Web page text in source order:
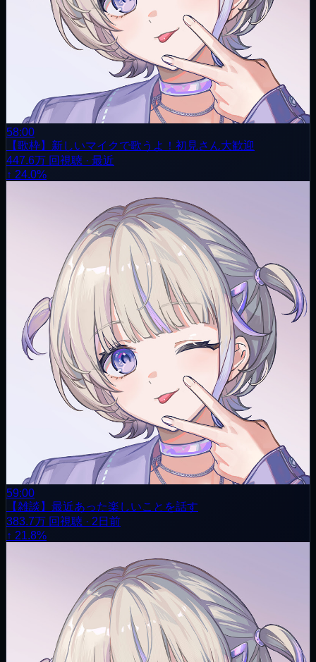
58:00
【歌枠】新しいマイクで歌うよ！初見さん大歓迎
447.6万 回視聴 · 最近
↑ 24.0%
59:00
【雑談】最近あった楽しいことを話す
383.7万 回視聴 · 2日前
↑ 21.8%